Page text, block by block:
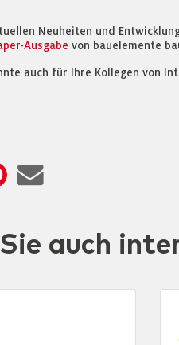
Neuheiten und
Ausgabe von bauelemente
auch für Ihre Kollegen von
auch